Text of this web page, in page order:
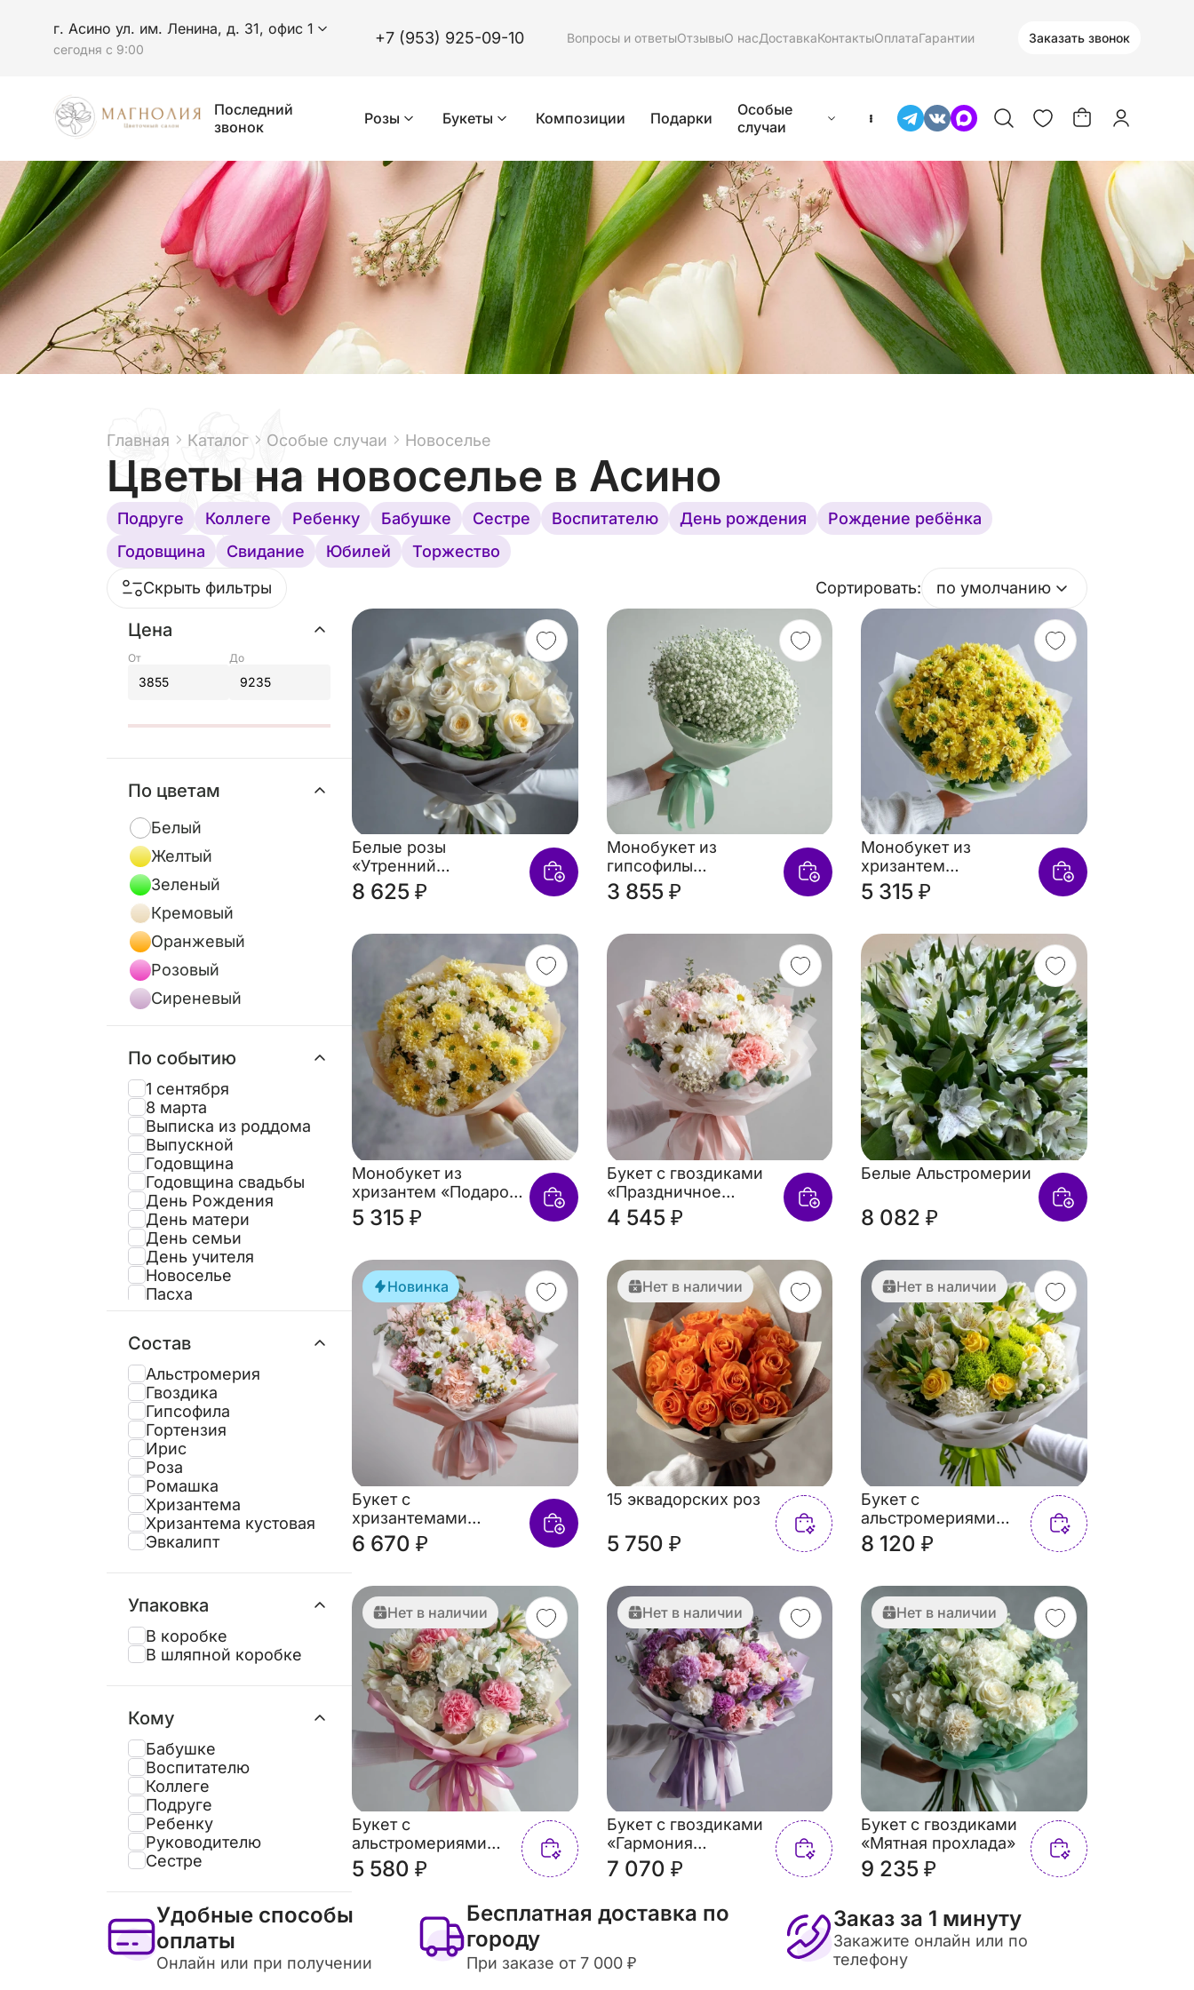
г. Асино ул. им. Ленина, д. 31, офис 1
сегодня с 9:00
+7 (953) 925-09-10 Вопросы и ответыОтзывыО насДоставкаКонтактыОплатаГарантии Заказать звонок
Последний
звонок
Розы Букеты Композиции Подарки
Особые
случаи
Главная Каталог Особые случаи Новоселье
Цветы на новоселье в Асино
Подруге Коллеге Ребенку Бабушке Сестре Воспитателю День рождения
Рождение ребёнка
Годовщина
Свидание Юбилей
Торжество
Скрыть фильтры
Сортировать: по умолчанию
Цена
От До
По цветам
Белый
Желтый
Зеленый
Кремовый
Оранжевый
Розовый
Сиреневый
По событию
1 сентября
8 марта
Выписка из роддома
Выпускной
Годовщина
Годовщина свадьбы
День Рождения
День матери
День семьи
День учителя
Новоселье
Пасха
Свидание
Татьянин день
Торжество
Юбилей
Состав
Альстромерия
Гвоздика
Гипсофила
Гортензия
Ирис
Роза
Ромашка
Хризантема
Хризантема кустовая
Эвкалипт
Упаковка
В коробке
В шляпной коробке
Кому
Бабушке
Воспитателю
Коллеге
Подруге
Ребенку
Руководителю
Сестре
Белые розы
«Утренний
свет»(пионовидная
роза)
8 625 ₽
Монобукет из
гипсофилы
«Молочная вуаль»
3 855 ₽
Монобукет из
хризантем
«Солнечное касание»
5 315 ₽
Монобукет из
хризантем «Подарок
сентября»
5 315 ₽
Букет с гвоздиками
«Праздничное
настроение»
4 545 ₽
Белые Альстромерии
8 082 ₽
Новинка
Букет с
хризантемами
«Полевое чудо»
6 670 ₽
Нет в наличии
15 эквадорских роз
5 750 ₽
Нет в наличии
Букет с
альстромериями
«Мелодия лета»
8 120 ₽
Нет в наличии
Букет с
альстромериями
«Игривое
настроение»
5 580 ₽
Нет в наличии
Букет с гвоздиками
«Гармония
оттенков»
7 070 ₽
Нет в наличии
Букет с гвоздиками
«Мятная прохлада»
9 235 ₽
Удобные способы
оплаты
Онлайн или при получении
Бесплатная доставка по
городу
При заказе от 7 000 ₽
Заказ за 1 минуту
Закажите онлайн или по
телефону